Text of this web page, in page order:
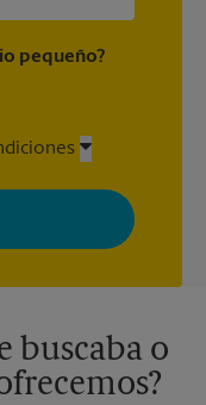
pequeño?
de The UPS
y mensajes
baja en cualquier
nuestra política de
buscaba o